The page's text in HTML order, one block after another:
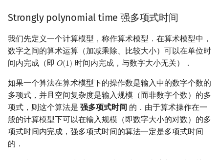
Strongly polynomial time 强多项式时间
我们先定义一个计算模型，称作算术模型．在算术模型中，
数字之间的算术运算（加减乘除、比较大小）可以在单位时
间内完成（即 𝑂(1)
O(1) 时间内完成，与数字大小无关）．
如果一个算法在算术模型下的操作数是输入中的数字个数的
多项式，并且空间复杂度是输入规模（而非数字个数）的多
项式，则这个算法是 强多项式时间 的．由于算术操作在一
般的计算模型下可以在输入规模（即数字大小的对数）的多
项式时间内完成，强多项式时间的算法一定是多项式时间
的．